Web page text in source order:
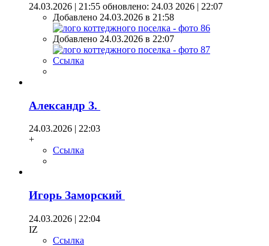
24.03.2026 | 21:55 обновлено: 24.03 2026 | 22:07
Добавлено 24.03.2026 в 21:58
Добавлено 24.03.2026 в 22:07
Ссылка
Александр З.
24.03.2026 | 22:03
+
Ссылка
Игорь Заморский
24.03.2026 | 22:04
IZ
Ссылка